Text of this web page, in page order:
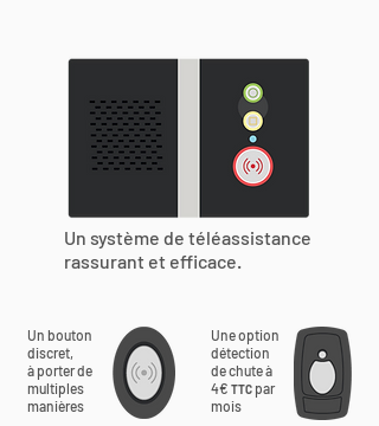
Un système de téléassistance
rassurant et efficace.
Un bouton
discret,
à porter de
multiples
manières
Une option
détection
de chute à
4€ TTC par
mois